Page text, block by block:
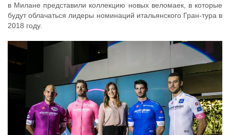
в Милане представили коллекцию новых веломаек, в которые
будут облачаться лидеры номинаций итальянского Гран-тура в
2018 году.